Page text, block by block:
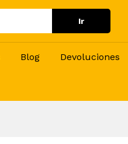
Ir
Blog Devoluciones